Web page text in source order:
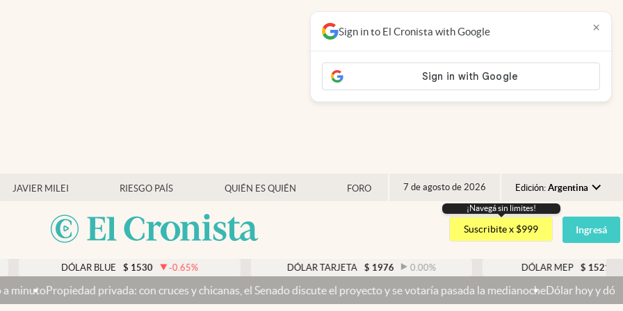
JAVIER MILEI RIESGO PAÍS QUIÉN ES QUIÉN FORO 7 de agosto de 2026 Edición: Argentina
Argentina
España
USA
Colombia
¡Navegá sin limites!
Suscribite x $999 Ingresá
DÓLAR BLUE $ 1530 -0.65% DÓLAR TARJETA $ 1976 0.00% DÓLAR MEP $ 1521,52 0.23
privada: con cruces y chicanas, el Senado discute el proyecto y se votaría pasada la medianocheDólar hoy y dólar blue hoy: cuál
Sign in to El Cronista with Google ×